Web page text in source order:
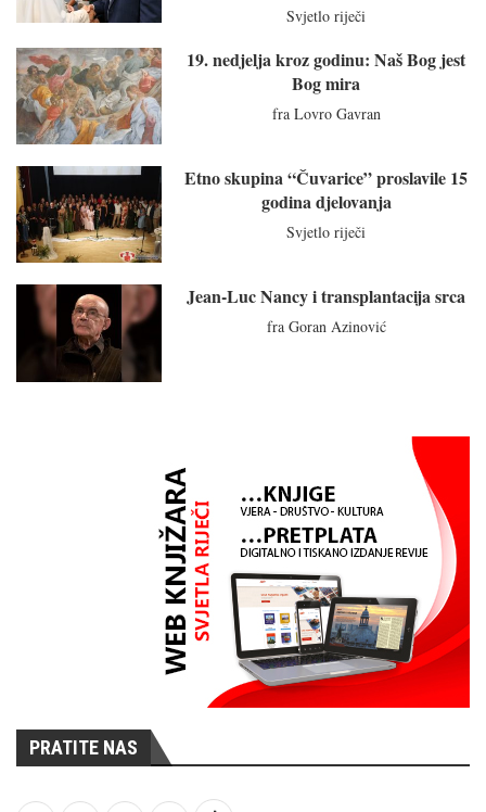
Svjetlo riječi
19. nedjelja kroz godinu: Naš Bog jest
Bog mira
fra Lovro Gavran
Etno skupina “Čuvarice” proslavile 15
godina djelovanja
Svjetlo riječi
Jean-Luc Nancy i transplantacija srca
fra Goran Azinović
PRATITE NAS